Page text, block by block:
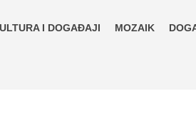
I DOGAĐAJI MOZAIK